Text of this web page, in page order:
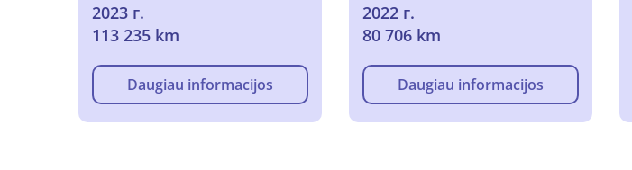
2023 г.
113 235 km
Daugiau informacijos
2022 г.
80 706 km
Daugiau informacijos